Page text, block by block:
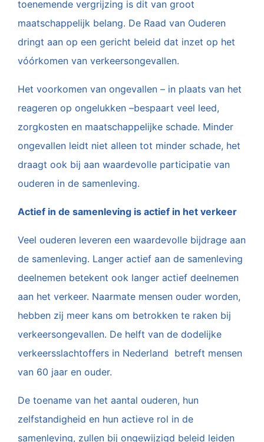
toenemende vergrijzing is dit van groot
maatschappelijk belang. De Raad van Ouderen
dringt aan op een gericht beleid dat inzet op het
vóórkomen van verkeersongevallen.
Het voorkomen van ongevallen – in plaats van het
reageren op ongelukken –bespaart veel leed,
zorgkosten en maatschappelijke schade. Minder
ongevallen leidt niet alleen tot minder schade, het
draagt ook bij aan waardevolle participatie van
ouderen in de samenleving.
Actief in de samenleving is actief in het verkeer
Veel ouderen leveren een waardevolle bijdrage aan
de samenleving. Langer actief aan de samenleving
deelnemen betekent ook langer actief deelnemen
aan het verkeer. Naarmate mensen ouder worden,
hebben zij meer kans om betrokken te raken bij
verkeersongevallen. De helft van de dodelijke
verkeersslachtoffers in Nederland betreft mensen
van 60 jaar en ouder.
De toename van het aantal ouderen, hun
zelfstandigheid en hun actieve rol in de
samenleving, zullen bij ongewijzigd beleid leiden